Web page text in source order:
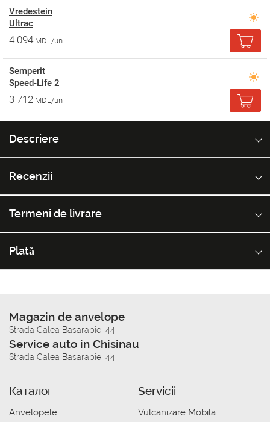
Vredestein
Ultrac
4 094 MDL/un
Semperit
Speed-Life 2
3 712 MDL/un
Descriere
Recenzii
Termeni de livrare
Plată
Magazin de anvelope
Strada Calea Basarabiei 44
Service auto in Chisinau
Strada Calea Basarabiei 44
Каталог
Anvelopele
Servicii
Vulcanizare Mobila